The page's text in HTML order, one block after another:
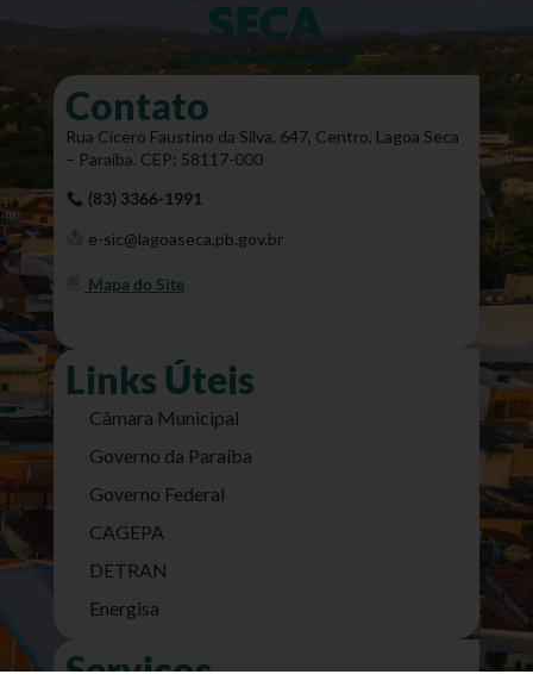
Contato
Rua Cícero Faustino da Silva, 647, Centro, Lagoa Seca
– Paraíba. CEP: 58117-000
(83) 3366-1991
e-sic@lagoaseca.pb.gov.br
Mapa do Site
Links Úteis
Câmara Municipal
Governo da Paraíba
Governo Federal
CAGEPA
DETRAN
Energisa
Serviços